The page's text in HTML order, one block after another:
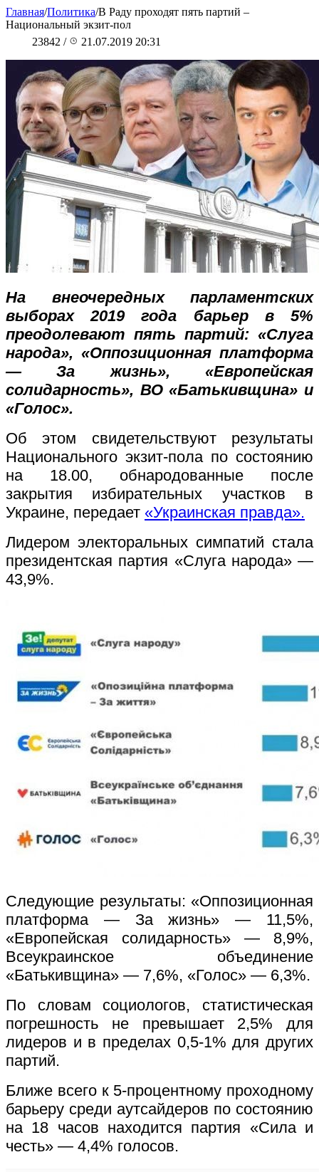
Главная/Политика/В Раду проходят пять партий –
Национальный экзит-пол
23842 / 21.07.2019 20:31
На внеочередных парламентских
выборах 2019 года барьер в 5%
преодолевают пять партий: «Слуга
народа», «Оппозиционная платформа
— За жизнь», «Европейская
солидарность», ВО «Батькивщина» и
«Голос».
Об этом свидетельствуют результаты
Национального экзит-пола по состоянию
на 18.00, обнародованные после
закрытия избирательных участков в
Украине, передает «Украинская правда».
Лидером электоральных симпатий стала
президентская партия «Слуга народа» —
43,9%.
Следующие результаты: «Оппозиционная
платформа — За жизнь» — 11,5%,
«Европейская солидарность» — 8,9%,
Всеукраинское объединение
«Батькивщина» — 7,6%, «Голос» — 6,3%.
По словам социологов, статистическая
погрешность не превышает 2,5% для
лидеров и в пределах 0,5-1% для других
партий.
Ближе всего к 5-процентному проходному
барьеру среди аутсайдеров по состоянию
на 18 часов находится партия «Сила и
честь» — 4,4% голосов.